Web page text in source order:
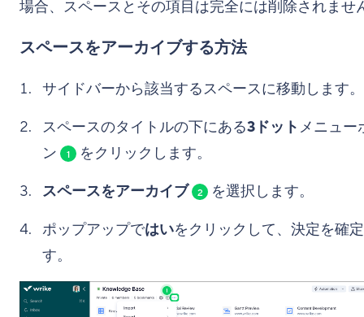
場合、スペースとその項目は完全には削除されませ
スペースをアーカイブする方法
サイドバーから該当するスペースに移動します。
スペースのタイトルの下にある3ドット メニュー
ン
1
をクリックします。
スペースをアーカイブ
2
を選択します。
ポップアップではいをクリックして、決定を確
す。